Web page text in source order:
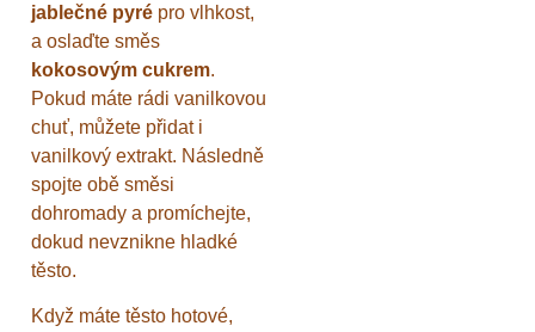
jablečné pyré pro vlhkost,
a oslaďte směs
kokosovým cukrem.
Pokud máte rádi vanilkovou
chuť, můžete přidat i
vanilkový extrakt. Následně
spojte obě směsi
dohromady a promíchejte,
dokud nevznikne hladké
těsto.
Když máte těsto hotové,